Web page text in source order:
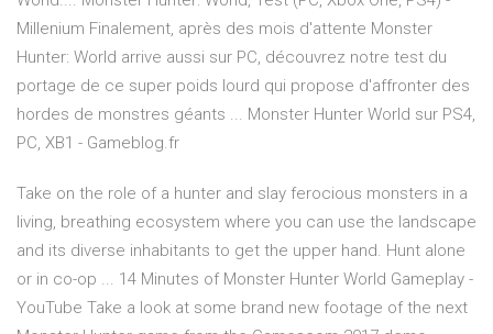
Millenium Finalement, après des mois d'attente Monster
Hunter: World arrive aussi sur PC, découvrez notre test du
portage de ce super poids lourd qui propose d'affronter des
hordes de monstres géants ... Monster Hunter World sur PS4,
PC, XB1 - Gameblog.fr
Take on the role of a hunter and slay ferocious monsters in a
living, breathing ecosystem where you can use the landscape
and its diverse inhabitants to get the upper hand. Hunt alone
or in co-op ... 14 Minutes of Monster Hunter World Gameplay -
YouTube Take a look at some brand new footage of the next